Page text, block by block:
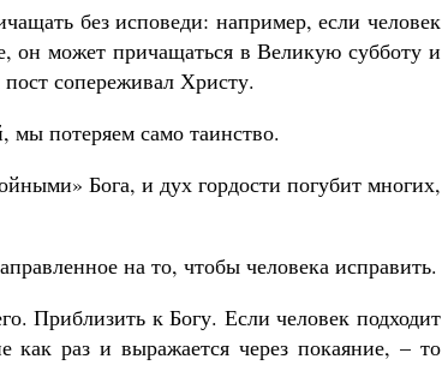
без исповеди: например, если человек
он может причащаться в Великую субботу и
сопереживал Христу.
мы потеряем само таинство.
Бога, и дух гордости погубит многих,
на то, чтобы человека исправить.
Приблизить к Богу. Если человек подходит
раз и выражается через покаяние, – то